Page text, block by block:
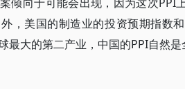
，美国的制造业的投资预期指数
最大的第二产业，中国的PPI自然是